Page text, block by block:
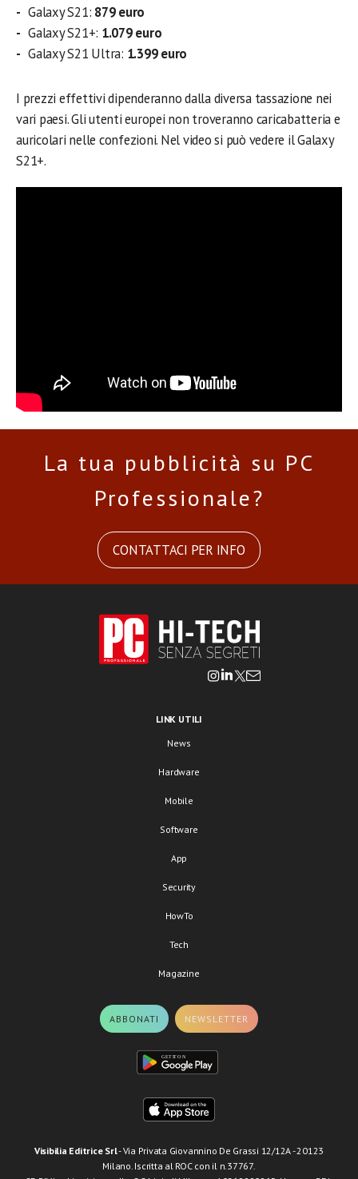
Galaxy S21: 879 euro
Galaxy S21+: 1.079 euro
Galaxy S21 Ultra: 1.399 euro
I prezzi effettivi dipenderanno dalla diversa tassazione nei
vari paesi. Gli utenti europei non troveranno caricabatteria e
auricolari nelle confezioni. Nel video si può vedere il Galaxy
S21+.
La tua pubblicità su PC
Professionale?
CONTATTACI PER INFO
LINK UTILI
News
Hardware
Mobile
Software
App
Security
HowTo
Tech
Magazine
ABBONATI NEWSLETTER
Visibilia Editrice Srl- Via Privata Giovannino De Grassi 12/12A - 20123
Milano. Iscritta al ROC con il n.37767.